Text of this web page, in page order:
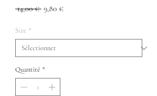
14,00 € Prix
9,80 €Prix
Size *
Quantité *